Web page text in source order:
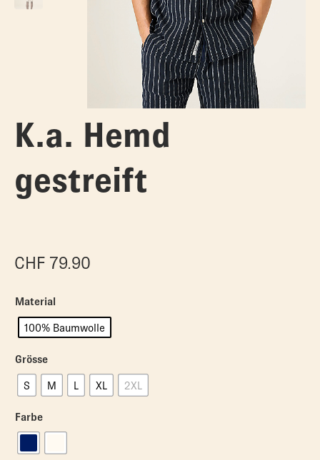
K.a. Hemd
gestreift
CHF 79.90
Material
100% Baumwolle
Grösse
S M L XL 2XL
Farbe